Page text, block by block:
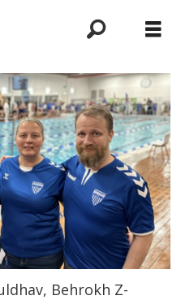
Behrokh Z-